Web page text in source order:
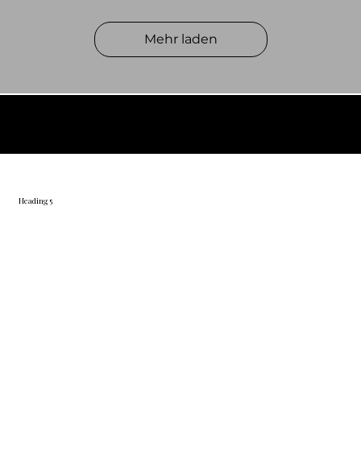
Mehr laden
Heading 5